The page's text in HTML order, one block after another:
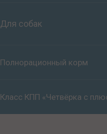
Для собак
Полнорационный корм
Класс КПП «Четвёрка с